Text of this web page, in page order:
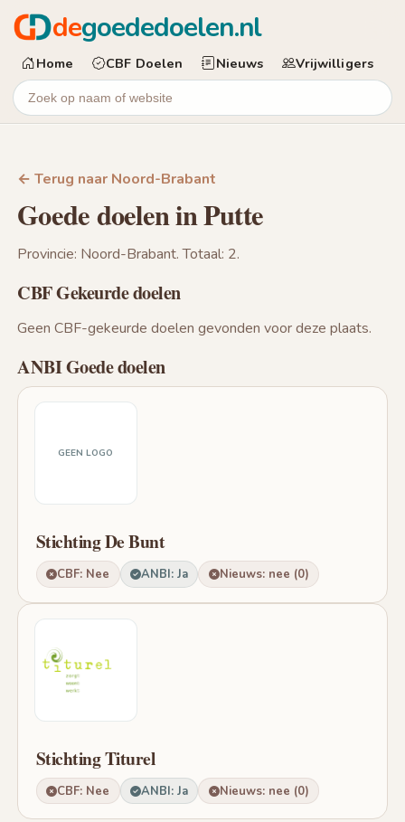
degoededoelen.nl
Home CBF Doelen Nieuws Vrijwilligers
← Terug naar Noord-Brabant
Goede doelen in Putte
Provincie: Noord-Brabant. Totaal: 2.
CBF Gekeurde doelen
Geen CBF-gekeurde doelen gevonden voor deze plaats.
ANBI Goede doelen
GEEN LOGO
Stichting De Bunt
CBF: Nee ANBI: Ja Nieuws: nee (0)
Stichting Titurel
CBF: Nee ANBI: Ja Nieuws: nee (0)